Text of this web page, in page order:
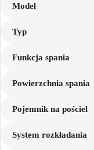
Model
Typ
Funkcja spania
Powierzchnia spania
Pojemnik na pościel
System rozkładania